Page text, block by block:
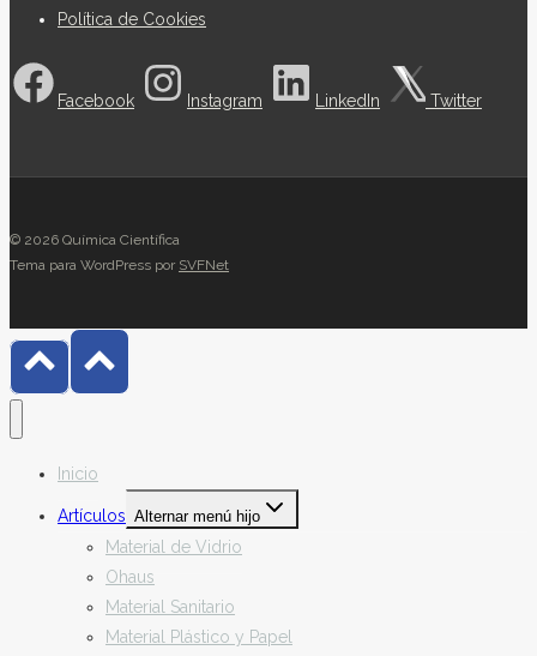
Política de Cookies
Facebook Instagram LinkedIn Twitter
© 2026 Química Científica
Tema para WordPress por SVFNet
Inicio
Artículos Alternar menú hijo
Material de Vidrio
Ohaus
Material Sanitario
Material Plástico y Papel